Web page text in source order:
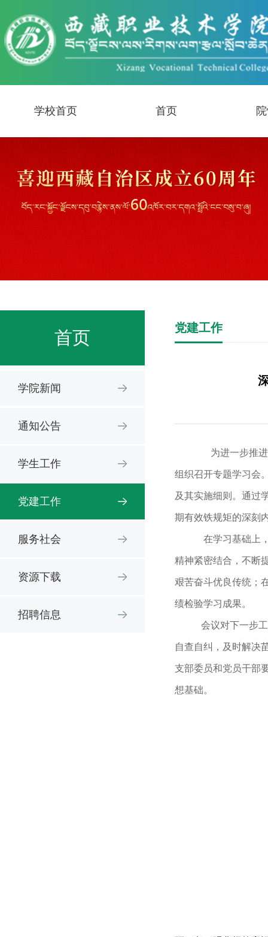
学校首页 首页
首页
学院新闻
通知公告
学生工作
党建工作
服务社会
资源下载
招聘信息
党建工作
为进一步推进
组织召开专题学习会
及其实施细则。通过
期有效铁规矩的深刻
在学习基础上
精神紧密结合，不断
艰苦奋斗优良传统；
绩检验学习成果。
会议对下一步
自查自纠，及时解决
支部委员和党员干部
想基础。